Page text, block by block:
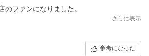
のファンになりました。
さらに表示
参考になった